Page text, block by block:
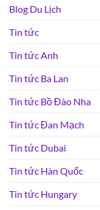
Blog Du Lịch
Tin tức
Tin tức Anh
Tin tức Ba Lan
Tin tức Bồ Đào Nha
Tin tức Đan Mạch
Tin tức Dubai
Tin tức Hàn Quốc
Tin tức Hungary